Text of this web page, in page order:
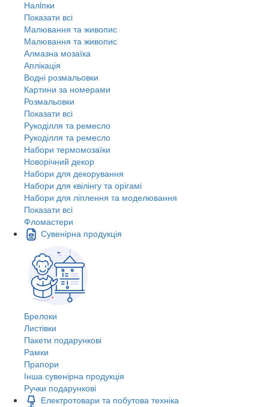
Налiпки
Показати всі
Малювання та живопис
Малювання та живопис
Алмазна мозаїка
Аплікація
Водні розмальовки
Картини за номерами
Розмальовки
Показати всі
Рукоділля та ремесло
Рукоділля та ремесло
Набори термомозаїки
Новорічний декор
Набори для декорування
Набори для квілінгу та орігамі
Набори для ліплення та моделювання
Показати всі
Фломастери
Сувенірна продукція
Брелоки
Листівки
Пакети подарункові
Рамки
Прапори
Інша сувенірна продукція
Ручки подарункові
Електротовари та побутова техніка